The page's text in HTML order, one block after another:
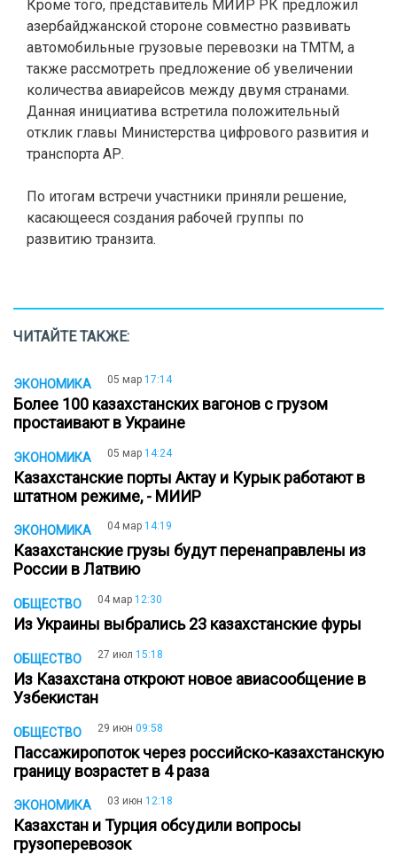
Кроме того, представитель МИИР РК предложил
азербайджанской стороне совместно развивать
автомобильные грузовые перевозки на ТМТМ, а
также рассмотреть предложение об увеличении
количества авиарейсов между двумя странами.
Данная инициатива встретила положительный
отклик главы Министерства цифрового развития и
транспорта АР.
По итогам встречи участники приняли решение,
касающееся создания рабочей группы по
развитию транзита.
ЧИТАЙТЕ ТАКЖЕ:
ЭКОНОМИКА 05 мар 17:14
Более 100 казахстанских вагонов с грузом
простаивают в Украине
ЭКОНОМИКА 05 мар 14:24
Казахстанские порты Актау и Курык работают в
штатном режиме, - МИИР
ЭКОНОМИКА 04 мар 14:19
Казахстанские грузы будут перенаправлены из
России в Латвию
ОБЩЕСТВО 04 мар 12:30
Из Украины выбрались 23 казахстанские фуры
ОБЩЕСТВО 27 июл 15:18
Из Казахстана откроют новое авиасообщение в
Узбекистан
ОБЩЕСТВО 29 июн 09:58
Пассажиропоток через российско-казахстанскую
границу возрастет в 4 раза
ЭКОНОМИКА 03 июн 12:18
Казахстан и Турция обсудили вопросы
грузоперевозок